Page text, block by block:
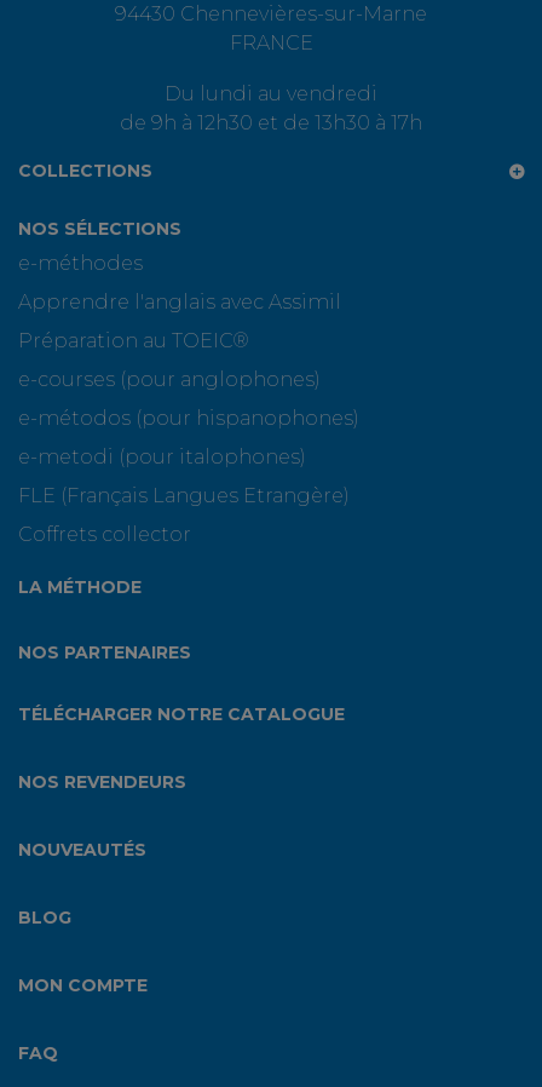
94430 Chennevières-sur-Marne
FRANCE
Du lundi au vendredi
de 9h à 12h30 et de 13h30 à 17h
COLLECTIONS
NOS SÉLECTIONS
e-méthodes
Apprendre l'anglais avec Assimil
Préparation au TOEIC®
e-courses (pour anglophones)
e-métodos (pour hispanophones)
e-metodi (pour italophones)
FLE (Français Langues Etrangère)
Coffrets collector
LA MÉTHODE
NOS PARTENAIRES
TÉLÉCHARGER NOTRE CATALOGUE
NOS REVENDEURS
NOUVEAUTÉS
BLOG
MON COMPTE
FAQ